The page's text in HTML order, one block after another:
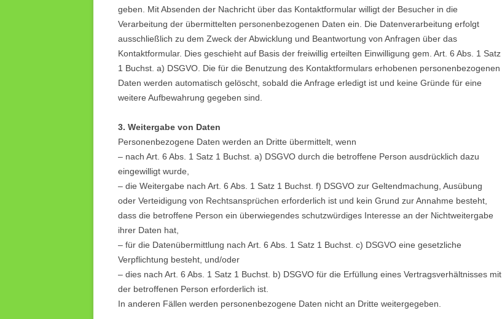
geben. Mit Absenden der Nachricht über das Kontaktformular willigt der Besucher in die
Verarbeitung der übermittelten personenbezogenen Daten ein. Die Datenverarbeitung erfolgt
ausschließlich zu dem Zweck der Abwicklung und Beantwortung von Anfragen über das
Kontaktformular. Dies geschieht auf Basis der freiwillig erteilten Einwilligung gem. Art. 6 Abs. 1 Satz
1 Buchst. a) DSGVO. Die für die Benutzung des Kontaktformulars erhobenen personenbezogenen
Daten werden automatisch gelöscht, sobald die Anfrage erledigt ist und keine Gründe für eine
weitere Aufbewahrung gegeben sind.
3. Weitergabe von Daten
Personenbezogene Daten werden an Dritte übermittelt, wenn
– nach Art. 6 Abs. 1 Satz 1 Buchst. a) DSGVO durch die betroffene Person ausdrücklich dazu
eingewilligt wurde,
– die Weitergabe nach Art. 6 Abs. 1 Satz 1 Buchst. f) DSGVO zur Geltendmachung, Ausübung
oder Verteidigung von Rechtsansprüchen erforderlich ist und kein Grund zur Annahme besteht,
dass die betroffene Person ein überwiegendes schutzwürdiges Interesse an der Nichtweitergabe
ihrer Daten hat,
– für die Datenübermittlung nach Art. 6 Abs. 1 Satz 1 Buchst. c) DSGVO eine gesetzliche
Verpflichtung besteht, und/oder
– dies nach Art. 6 Abs. 1 Satz 1 Buchst. b) DSGVO für die Erfüllung eines Vertragsverhältnisses mit
der betroffenen Person erforderlich ist.
In anderen Fällen werden personenbezogene Daten nicht an Dritte weitergegeben.